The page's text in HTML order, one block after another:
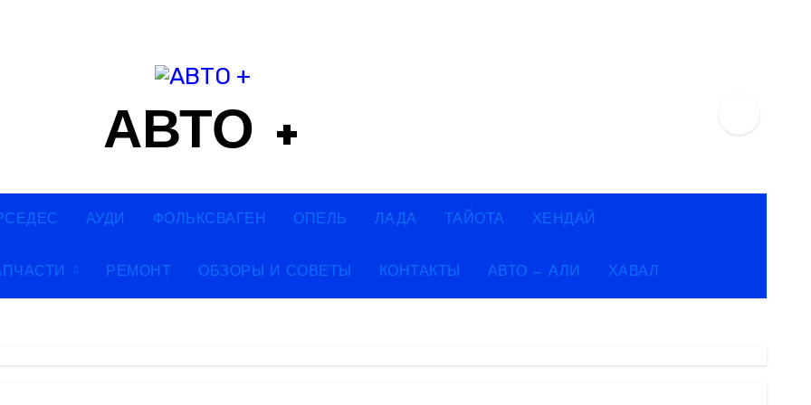
АВТО +
АУДИ ФОЛЬКСВАГЕН ОПЕЛЬ ЛАДА ТАЙОТА ХЕНДАЙ
РЕМОНТ ОБЗОРЫ И СОВЕТЫ КОНТАКТЫ АВТО — АЛИ ХАВАЛ